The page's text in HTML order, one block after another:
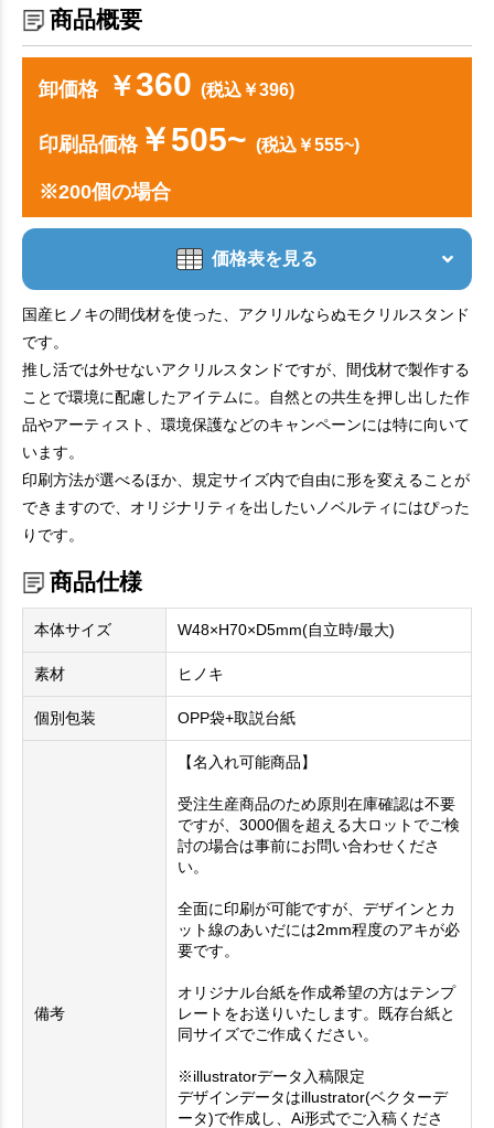
商品概要
卸価格 ￥360 (税込￥396)
印刷品価格￥505~ (税込￥555~)
※200個の場合
価格表を見る
国産ヒノキの間伐材を使った、アクリルならぬモクリルスタンド
です。
推し活では外せないアクリルスタンドですが、間伐材で製作する
ことで環境に配慮したアイテムに。自然との共生を押し出した作
品やアーティスト、環境保護などのキャンペーンには特に向いて
います。
印刷方法が選べるほか、規定サイズ内で自由に形を変えることが
できますので、オリジナリティを出したいノベルティにはぴった
りです。
商品仕様
本体サイズ W48×H70×D5mm(自立時/最大)
素材 ヒノキ
個別包装 OPP袋+取説台紙
備考
【名入れ可能商品】
受注生産商品のため原則在庫確認は不要
ですが、3000個を超える大ロットでご検
討の場合は事前にお問い合わせくださ
い。
全面に印刷が可能ですが、デザインとカ
ット線のあいだには2mm程度のアキが必
要です。
オリジナル台紙を作成希望の方はテンプ
レートをお送りいたします。既存台紙と
同サイズでご作成ください。
※illustratorデータ入稿限定
デザインデータはillustrator(ベクターデ
ータ)で作成し、Ai形式でご入稿くださ